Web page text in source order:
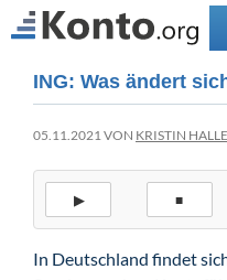
Suchen
Inhalt
ING: Was ändert
05.11.2021 VON KRISTIN HALLE
▶ ■
In Deutschland findet